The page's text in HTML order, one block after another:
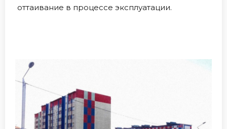
оттаивание в процессе эксплуатации.